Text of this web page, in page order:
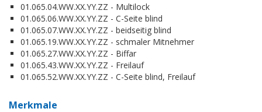
01.065.04.WW.XX.YY.ZZ - Multilock
01.065.06.WW.XX.YY.ZZ - C-Seite blind
01.065.07.WW.XX.YY.ZZ - beidseitig blind
01.065.19.WW.XX.YY.ZZ - schmaler Mitnehmer
01.065.27.WW.XX.YY.ZZ - Biffar
01.065.43.WW.XX.YY.ZZ - Freilauf
01.065.52.WW.XX.YY.ZZ - C-Seite blind, Freilauf
Merkmale